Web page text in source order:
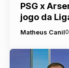
PSG x
jogo da
Matheus Canil